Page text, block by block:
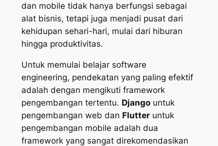
dan mobile tidak hanya berfungsi sebagai
alat bisnis, tetapi juga menjadi pusat dari
kehidupan sehari-hari, mulai dari hiburan
hingga produktivitas.
Untuk memulai belajar software
engineering, pendekatan yang paling efektif
adalah dengan mengikuti framework
pengembangan tertentu. Djangountuk
pengembangan web dan Flutteruntuk
pengembangan mobile adalah dua
framework yang sangat direkomendasikan